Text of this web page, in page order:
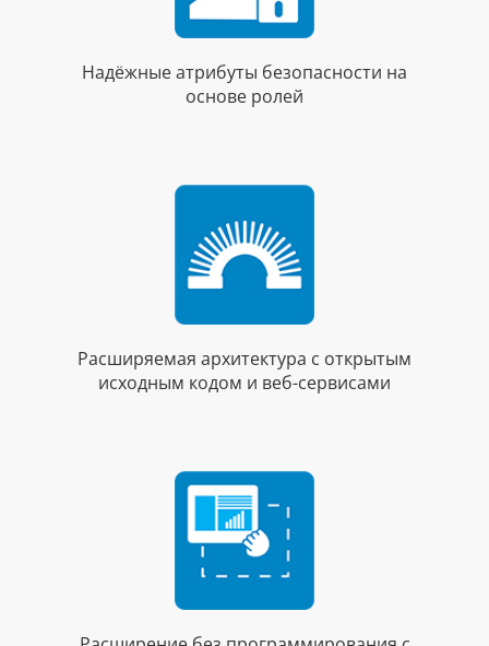
Надёжные атрибуты безопасности на
основе ролей
Расширяемая архитектура с открытым
исходным кодом и веб-сервисами